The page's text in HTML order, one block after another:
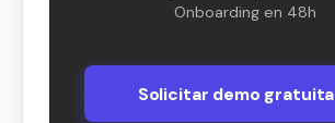
Onboarding en 48h
Solicitar demo gratuita